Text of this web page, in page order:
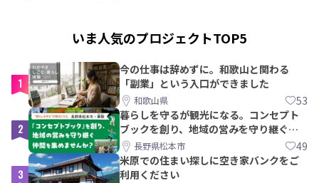
いま人気のプロジェクトTOP5
1
今の仕事は辞めずに。和歌山と関わる
「副業」という入口ができました
和歌山県 53
2
暮らしを守るが観光になる。コンセプト
ブックを創り、地域の営みを守り継ぐ仲
間を集めませんか？
長野県松本市 49
3
米原での住まい探しに空き家バンクをご
利用ください